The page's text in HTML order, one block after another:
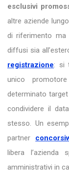
esclusivi
altre aziende
di riferimento
diffusi sia
registrazione: si
unico
determinato
condividere il
stesso. Un
partner
libera
amministrativi in